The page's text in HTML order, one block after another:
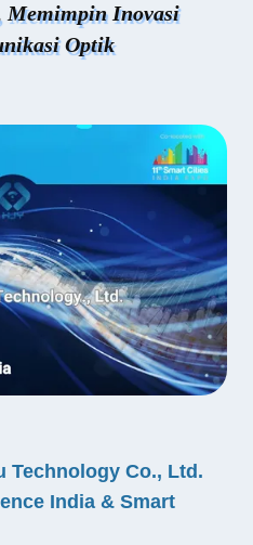
Memimpin Inovasi
Optik
Technology Co., Ltd.
India & Smart